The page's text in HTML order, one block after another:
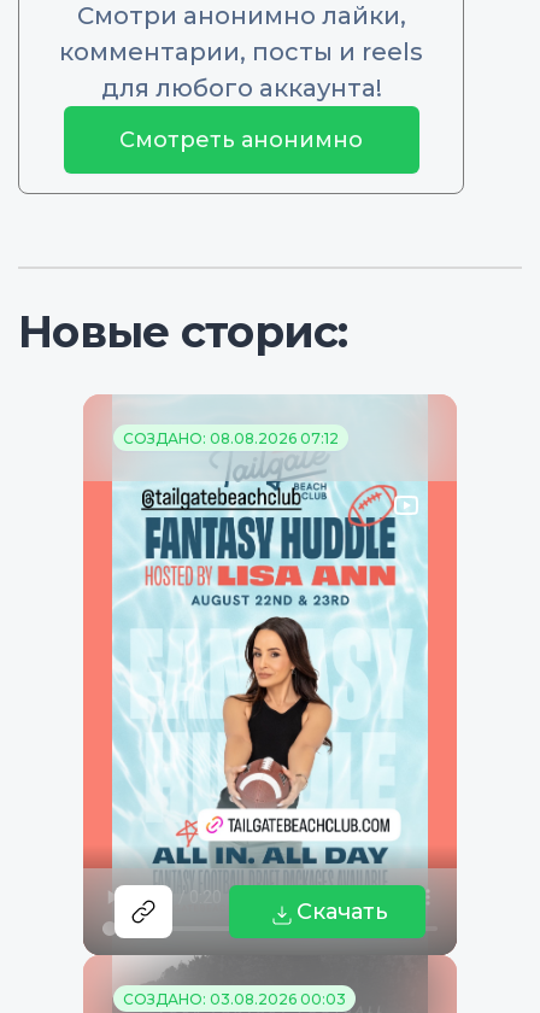
Смотри анонимно лайки,
комментарии, посты и reels
для любого аккаунта!
Смотреть анонимно
Новые сторис:
СОЗДАНО: 08.08.2026 07:12
Скачать
СОЗДАНО: 03.08.2026 00:03